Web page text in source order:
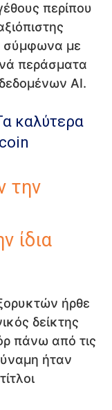
περίπου
σύμφωνα με
περάσματα
AI.
καλύτερα
την
ίδια
ήρθε
δείκτης
πάνω από τις
ήταν